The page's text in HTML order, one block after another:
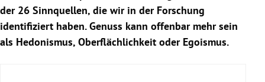
der 26 Sinnquellen, die wir in der Forschung
identifiziert haben. Genuss kann offenbar mehr sein
als Hedonismus, Oberflächlichkeit oder Egoismus.